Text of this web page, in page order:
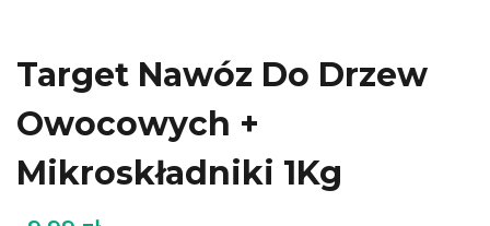
Target Nawóz Do Drzew
Owocowych +
Mikroskładniki 1Kg